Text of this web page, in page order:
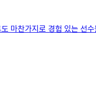
마찬가지로 경험 있는